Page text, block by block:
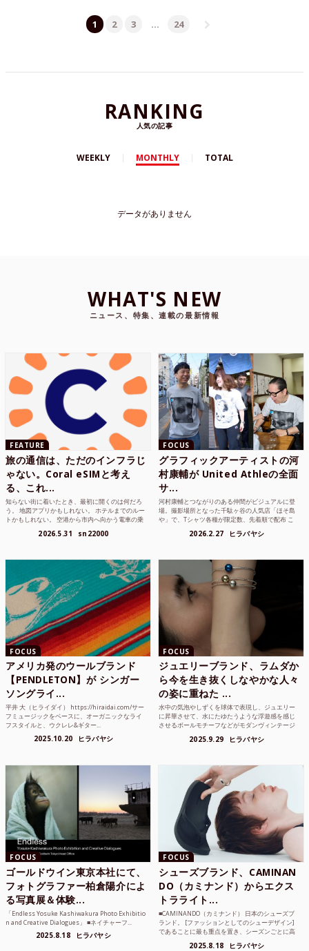
1 2 3 … 24
RANKING
人気の記事
WEEKLY MONTHLY TOTAL
データがありません
WHAT'S NEW
ニュース、特集、連載の最新情報
FEATURE
旅の通信は、ただのインフラじ
ゃない。Coral eSIMと考え
る、これ...
知らない街に着いたとき、最初に開くのは何だろ
う。 地図アプリかもしれない。 ホテルまでのルー
トかもしれない。 空港から市内へ向かう電車の乗
2026.5.31 sn22000
FOCUS
グラフィックアーティストの河
村康輔が United Athleの全面
サ...
河村康輔とつながりのある仲間がビジュアルに登
場。撮影場所となった千駄ヶ谷の人気店「ほそ島
や」で、Tシャツ各種が限定数、先着順で配布 こ
2026.2.27 ヒラバヤシ
FOCUS
アメリカ発のウールブランド
【PENDLETON】が シンガー
ソングライ...
平井 大（ヒライダイ） https://hiraidai.com/サー
フミュージックをベースに、オーガニックなライ
フスタイルと、ウクレレ&ギター...
2025.10.20 ヒラバヤシ
FOCUS
ジュエリーブランド、ラムダか
ら今を生き抜くしなやかな人々
の姿に重ねた ...
水中の気泡やしずくを球体で表現し、ジュエリー
に昇華させて、水にたゆたうような浮遊感を感じ
させるボールモチーフなどがモダンヴィンテージ
2025.9.29 ヒラバヤシ
FOCUS
ゴールドウイン東京本社にて、
フォトグラファー柏倉陽介によ
る写真展＆体験...
「Endless Yosuke Kashiwakura Photo Exhibitio
n and Creative Dialogues」 ■ネイチャーフ...
2025.8.18 ヒラバヤシ
FOCUS
シューズブランド、CAMINAN
DO（カミナンド）からエクス
トラライト...
■CAMINANDO（カミナンド） 日本のシューズブ
ランド。 [ファッションとしてのシューデザイン]
であることに最も重点を置き、シーズンごとに高
2025.8.18 ヒラバヤシ